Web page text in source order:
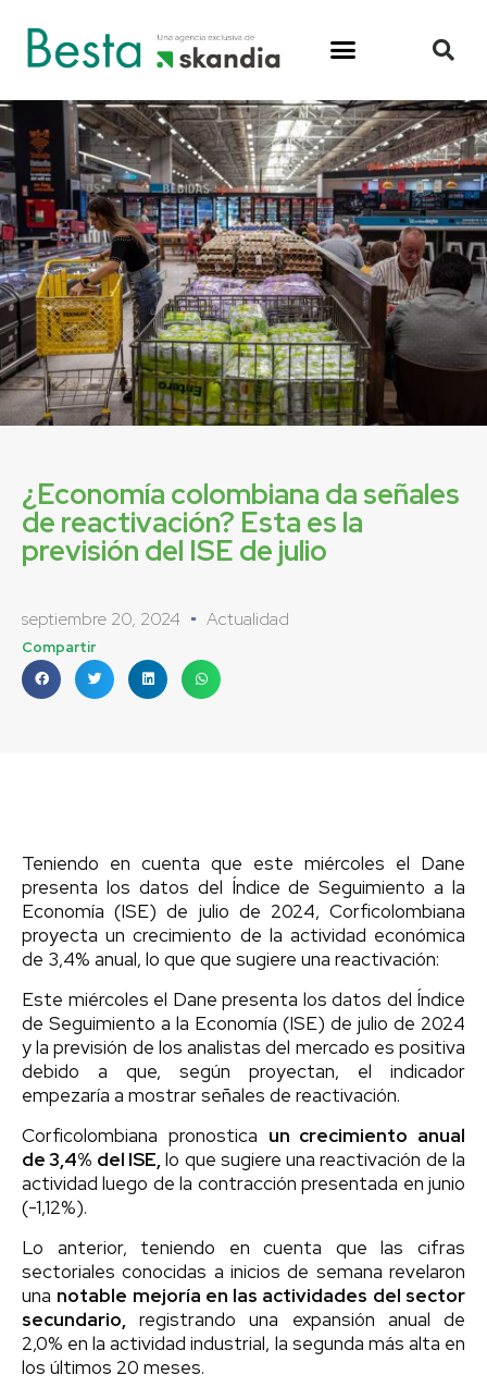
¿Economía colombiana da señales
de reactivación? Esta es la
previsión del ISE de julio
septiembre 20, 2024 Actualidad
Compartir
Teniendo en cuenta que este miércoles el Dane
presenta los datos del Índice de Seguimiento a la
Economía (ISE) de julio de 2024, Corficolombiana
proyecta un crecimiento de la actividad económica
de 3,4% anual, lo que que sugiere una reactivación:
Este miércoles el Dane presenta los datos del Índice
de Seguimiento a la Economía (ISE) de julio de 2024
y la previsión de los analistas del mercado es positiva
debido a que, según proyectan, el indicador
empezaría a mostrar señales de reactivación.
Corficolombiana pronostica un crecimiento anual
de 3,4% del ISE,lo que sugiere una reactivación de la
actividad luego de la contracción presentada en junio
(-1,12%).
Lo anterior, teniendo en cuenta que las cifras
sectoriales conocidas a inicios de semana revelaron
una notable mejoría en las actividades del sector
secundario, registrando una expansión anual de
2,0% en la actividad industrial, la segunda más alta en
los últimos 20 meses.